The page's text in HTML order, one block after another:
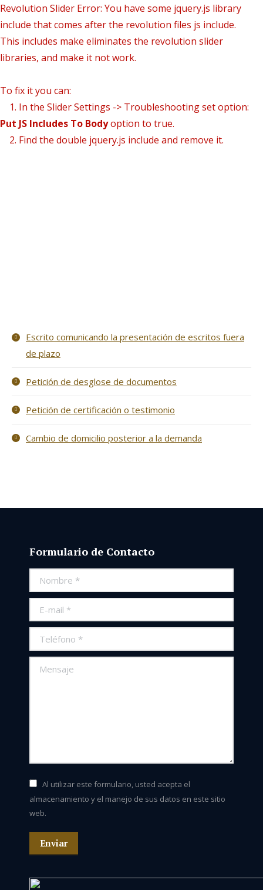
Revolution Slider Error: You have some jquery.js library
include that comes after the revolution files js include.
This includes make eliminates the revolution slider
libraries, and make it not work.
To fix it you can:
1. In the Slider Settings -> Troubleshooting set option:
Put JS Includes To Bodyoption to true.
2. Find the double jquery.js include and remove it.
Escrito comunicando la presentación de escritos fuera
de plazo
Petición de desglose de documentos
Petición de certificación o testimonio
Cambio de domicilio posterior a la demanda
Formulario de Contacto
Nombre *
E-mail *
Teléfono *
Mensaje
Al utilizar este formulario, usted acepta el
almacenamiento y el manejo de sus datos en este sitio
web.
Enviar